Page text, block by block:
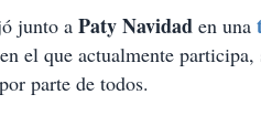
junto a Paty Navidad en una
el que actualmente participa,
parte de todos.